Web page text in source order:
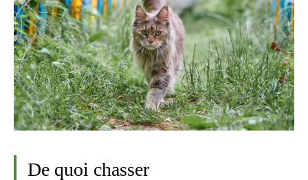
De quoi chasser